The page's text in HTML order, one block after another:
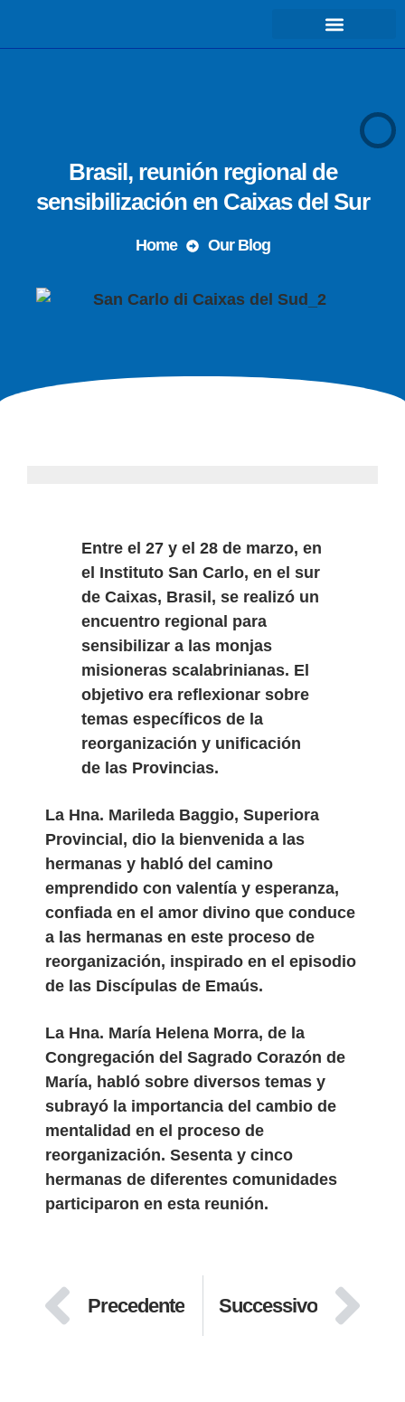
Brasil, reunión regional de
sensibilización en Caixas del Sur
Home Our Blog
Entre el 27 y el 28 de marzo, en
el Instituto San Carlo, en el sur
de Caixas, Brasil, se realizó un
encuentro regional para
sensibilizar a las monjas
misioneras scalabrinianas. El
objetivo era reflexionar sobre
temas específicos de la
reorganización y unificación
de las Provincias.
La Hna. Marileda Baggio, Superiora
Provincial, dio la bienvenida a las
hermanas y habló del camino
emprendido con valentía y esperanza,
confiada en el amor divino que conduce
a las hermanas en este proceso de
reorganización, inspirado en el episodio
de las Discípulas de Emaús.
La Hna. María Helena Morra, de la
Congregación del Sagrado Corazón de
María, habló sobre diversos temas y
subrayó la importancia del cambio de
mentalidad en el proceso de
reorganización. Sesenta y cinco
hermanas de diferentes comunidades
participaron en esta reunión.
Precedente Successivo